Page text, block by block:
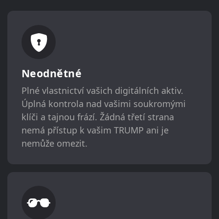
Neodnětné
Plné vlastnictví vašich digitálních aktiv.
Úplná kontrola nad vašimi soukromými
klíči a tajnou frází. Žádná třetí strana
nemá přístup k vašim TRUMP ani je
nemůže omezit.